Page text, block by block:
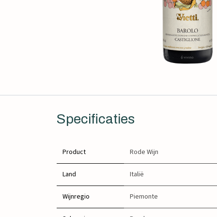
Specificaties
Product Rode Wijn
Land Italië
Wijnregio Piemonte